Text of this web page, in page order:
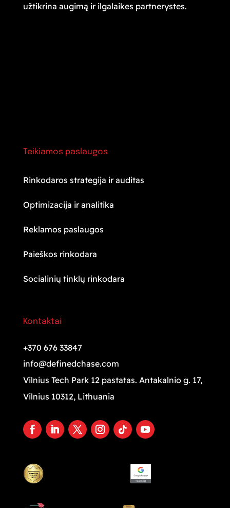
užtikrina augimą ir ilgalaikes partnerystes.
Teikiamos paslaugos
Rinkodaros strategija ir auditas
Optimizacija ir analitika
Reklamos paslaugos
Paieškos rinkodara
Socialinių tinklų rinkodara
Kontaktai
+370 676 33847
info@definedchase.com
Vilnius Tech Park 12 pastatas. Antakalnio g. 17,
Vilnius 10312, Lithuania